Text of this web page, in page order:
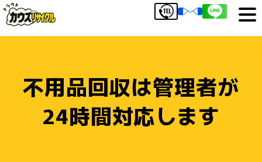
不用品回収は管理者が
24時間対応します